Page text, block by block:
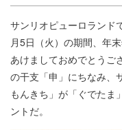
サンリオピューロランド
月5日（火）の期間、年
あけましておめでとうご
の干支「申」にちなみ、
もんきち」が「ぐでたま
ントだ。